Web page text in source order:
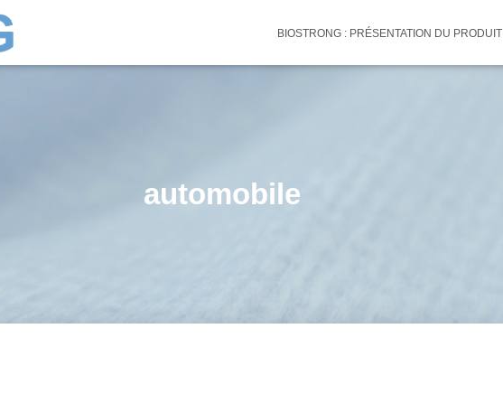
BIOSTRONG : PRÉSENTATION DU PRODUIT
automobile